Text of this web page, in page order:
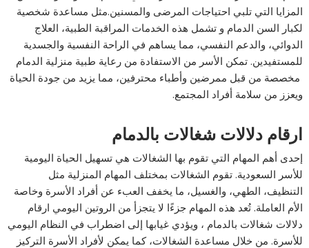
المزايا التي تلبي احتياجات المرضى والمسنين.مثل مساعدة شخصية
لكبار السن الدمام و تشمل هذه الخدمات المراقبة الطبية، العلاج
الدوائي، والدعم النفسي، مما يساهم في الراحة النفسية والجسدية
للمستفيدين. تمكن الأسر من الاستفادة من رعاية طبية منزلية الدمام
مخصصة من قبل ممرضين وأطباء محترفين، مما يزيد من جودة الحياة
ويعزز من سلامة أفراد المجتمع.
ارقام دلالات شغالات بالدمام
إحدى أهم المهام التي تقوم بها الشغالات هي تسهيل الحياة اليومية
للأسر السعودية. تقوم الشغالات بمختلف المهام المنزلية مثل
التنظيف، الطهي، والغسيل، ما يخفف العبء عن أفراد الأسرة وخاصة
الأم العاملة. تُعد هذه المهام جزءًا لا يتجزأ من الروتين اليومي ارقام
دلالات شغالات بالدمام ، ويؤدي غيابها إلى اضطراب في النظام اليومي
للأسرة. من خلال مساعدة الشغالات، كما يمكن لأفراد الأسرة التركيز